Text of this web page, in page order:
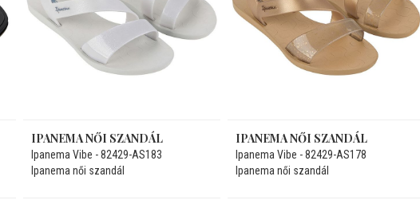
IPANEMA NŐI SZANDÁL
Ipanema Vibe - 82429-AS183
Ipanema női szandál
IPANEMA NŐI SZANDÁL
Ipanema Vibe - 82429-AS178
Ipanema női szandál